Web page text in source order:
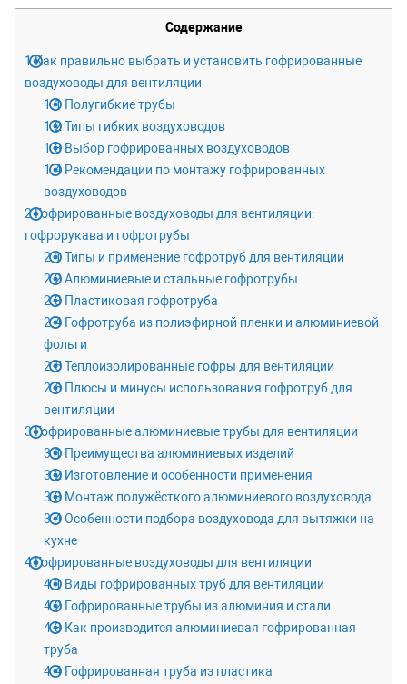
Содержание
1Как правильно выбрать и установить гофрированные
воздуховоды для вентиляции
1.1 Полугибкие трубы
1.2Типы гибких воздуховодов
1.3 Выбор гофрированных воздуховодов
1.4 Рекомендации по монтажу гофрированных
воздуховодов
2Гофрированные воздуховоды для вентиляции:
гофрорукава и гофротрубы
2.1Типы и применение гофротруб для вентиляции
2.2Алюминиевые и стальные гофротрубы
2.3 Пластиковая гофротруба
2.4 Гофротруба из полиэфирной пленки и алюминиевой
фольги
2.5Теплоизолированные гофры для вентиляции
2.6 Плюсы и минусы использования гофротруб для
вентиляции
3Гофрированные алюминиевые трубы для вентиляции
3.1 Преимущества алюминиевых изделий
3.2 Изготовление и особенности применения
3.3 Монтаж полужёсткого алюминиевого воздуховода
3.4Особенности подбора воздуховода для вытяжки на
кухне
4Гофрированные воздуховоды для вентиляции
4.1 Виды гофрированных труб для вентиляции
4.2 Гофрированные трубы из алюминия и стали
4.3 Как производится алюминиевая гофрированная
труба
4.4 Гофрированная труба из пластика